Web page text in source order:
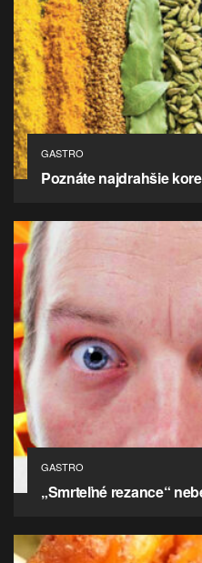
GASTRO
Poznáte najdrahšie
GASTRO
„Smrteľné rezance“